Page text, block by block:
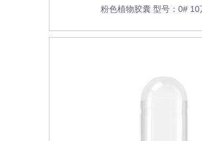
粉色植物胶囊 型号：0# 10